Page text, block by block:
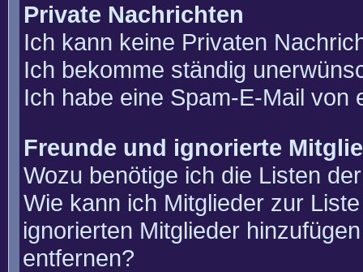
Private Nachrichten
Ich kann keine Privaten
Ich bekomme ständig
Ich habe eine Spam-E-Mail von
Freunde und ignorierte
Wozu benötige ich die Listen
Wie kann ich Mitglieder zur
ignorierten Mitglieder
entfernen?